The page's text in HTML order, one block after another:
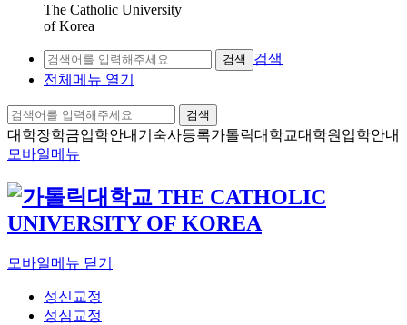
The Catholic University
of Korea
검색
검색
전체메뉴 열기
검색
대학장학금입학안내 기숙사등록가톨릭대학교대학원입학안내
모바일메뉴
모바일메뉴 닫기
성신교정
성심교정